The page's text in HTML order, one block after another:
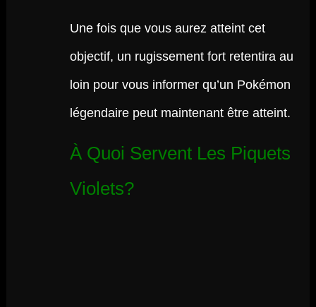
Une fois que vous aurez atteint cet
objectif, un rugissement fort retentira au
loin pour vous informer qu’un Pokémon
légendaire peut maintenant être atteint.
À Quoi Servent Les Piquets
Violets?